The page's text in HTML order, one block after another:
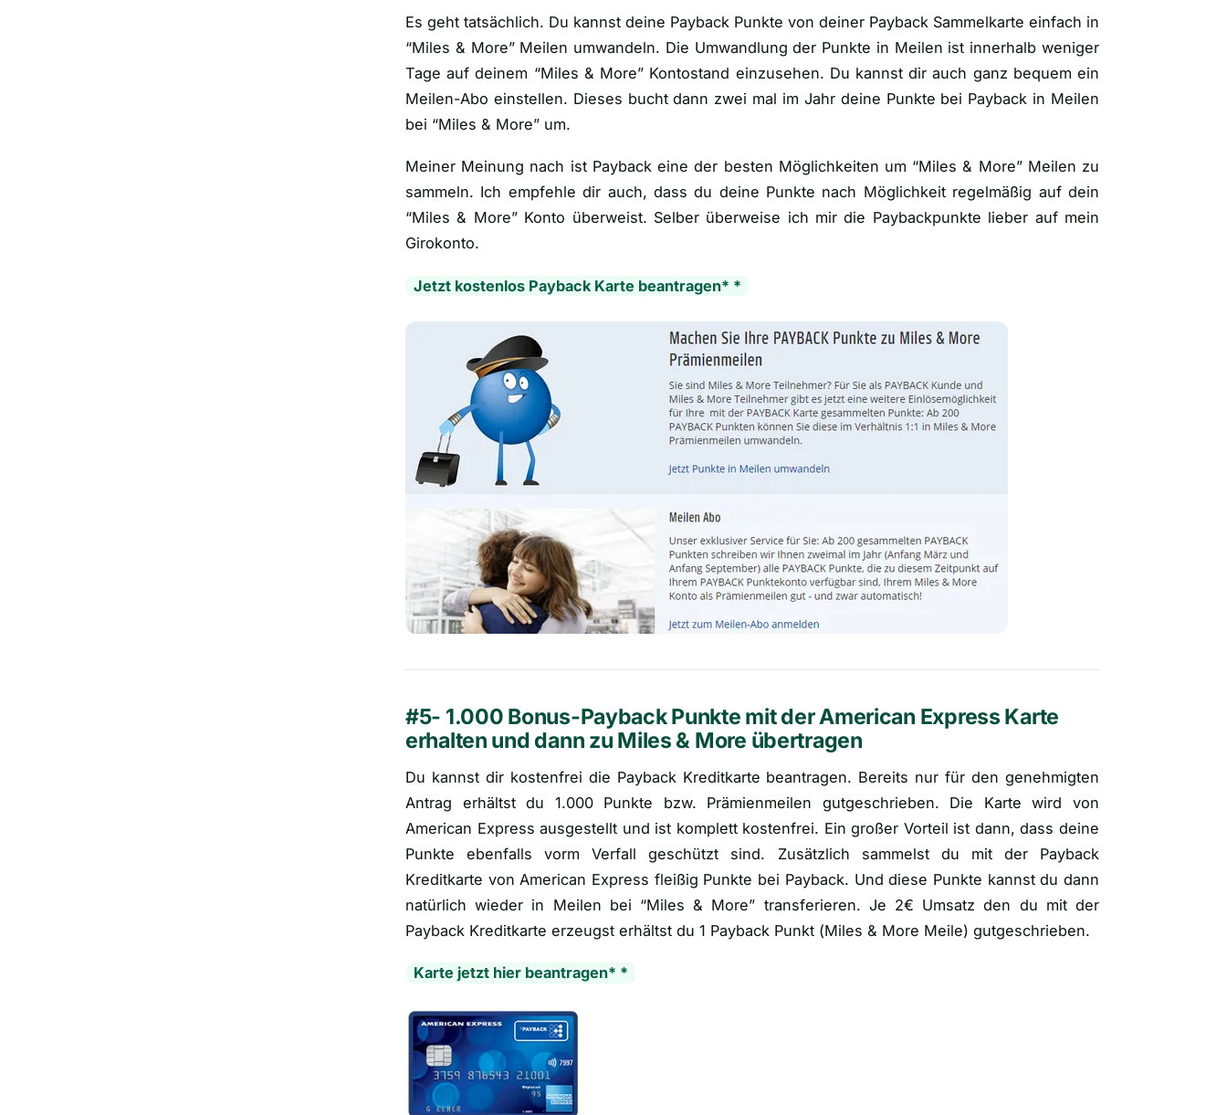
Es geht tatsächlich. Du kannst deine Payback Punkte von deiner Payback Sammelkarte einfach in
“Miles & More” Meilen umwandeln. Die Umwandlung der Punkte in Meilen ist innerhalb weniger
Tage auf deinem “Miles & More” Kontostand einzusehen. Du kannst dir auch ganz bequem ein
Meilen-Abo einstellen. Dieses bucht dann zwei mal im Jahr deine Punkte bei Payback in Meilen
bei “Miles & More” um.
Meiner Meinung nach ist Payback eine der besten Möglichkeiten um “Miles & More” Meilen zu
sammeln. Ich empfehle dir auch, dass du deine Punkte nach Möglichkeit regelmäßig auf dein
“Miles & More” Konto überweist. Selber überweise ich mir die Paybackpunkte lieber auf mein
Girokonto.
Jetzt kostenlos Payback Karte beantragen* *
#5- 1.000 Bonus-Payback Punkte mit der American Express Karte
erhalten und dann zu Miles & More übertragen
Du kannst dir kostenfrei die Payback Kreditkarte beantragen. Bereits nur für den genehmigten
Antrag erhältst du 1.000 Punkte bzw. Prämienmeilen gutgeschrieben. Die Karte wird von
American Express ausgestellt und ist komplett kostenfrei. Ein großer Vorteil ist dann, dass deine
Punkte ebenfalls vorm Verfall geschützt sind. Zusätzlich sammelst du mit der Payback
Kreditkarte von American Express fleißig Punkte bei Payback. Und diese Punkte kannst du dann
natürlich wieder in Meilen bei “Miles & More” transferieren. Je 2€ Umsatz den du mit der
Payback Kreditkarte erzeugst erhältst du 1 Payback Punkt (Miles & More Meile) gutgeschrieben.
Karte jetzt hier beantragen* *